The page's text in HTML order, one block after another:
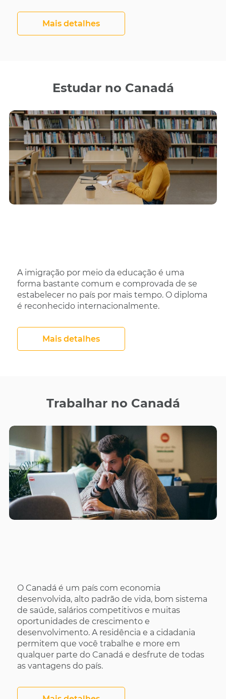
Mais detalhes
Estudar no Canadá
A imigração por meio da educação é uma
forma bastante comum e comprovada de se
estabelecer no país por mais tempo. O diploma
é reconhecido internacionalmente.
Mais detalhes
Trabalhar no Canadá
O Canadá é um país com economia
desenvolvida, alto padrão de vida, bom sistema
de saúde, salários competitivos e muitas
oportunidades de crescimento e
desenvolvimento. A residência e a cidadania
permitem que você trabalhe e more em
qualquer parte do Canadá e desfrute de todas
as vantagens do país.